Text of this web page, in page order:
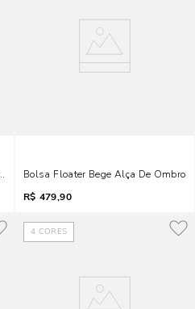
Bolsa Floater Bege Alça De Ombro
R$ 479,90
4 CORES